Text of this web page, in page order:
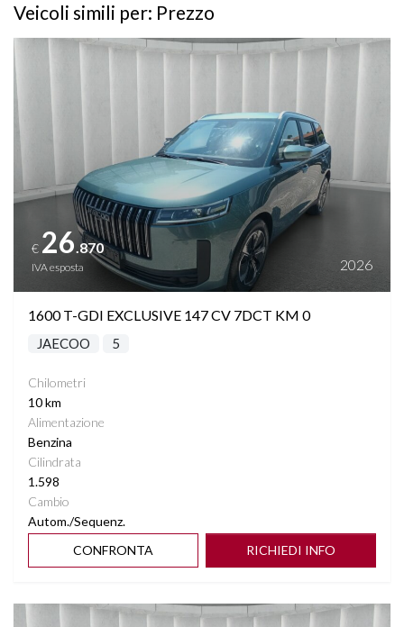
Veicoli simili per: Prezzo
Vedi dettagli
€ 26 .870
IVA esposta 2026
1600 T-GDI EXCLUSIVE 147 CV 7DCT KM 0
JAECOO 5
Chilometri
10 km
Alimentazione
Benzina
Cilindrata
1.598
Cambio
Autom./Sequenz.
CONFRONTA
RICHIEDI INFO
Vedi dettagli